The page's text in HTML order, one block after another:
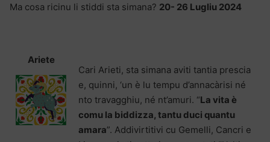
Ma cosa ricinu li stiddi sta simana? 20- 26 Lugliu 2024
Ariete
Cari Arieti, sta simana aviti tantia prescia
e, quinni, ‘un è lu tempu d’annacàrisi né
nto travagghiu, né nt’amuri. “La vita è
comu la biddizza, tantu duci quantu
amara”. Addivirtitivi cu Gemelli, Cancri e